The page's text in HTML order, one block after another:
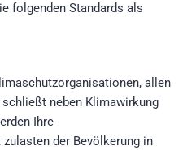
folgenden Standards als
allen
schließt neben Klimawirkung
Ihre
der Bevölkerung in